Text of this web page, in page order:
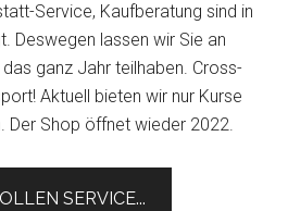
Service, Kaufberatung sind in
Deswegen lassen wir Sie an
ganz Jahr teilhaben. Cross-
Aktuell bieten wir nur Kurse
Der Shop öffnet wieder 2022.
SERVICE...